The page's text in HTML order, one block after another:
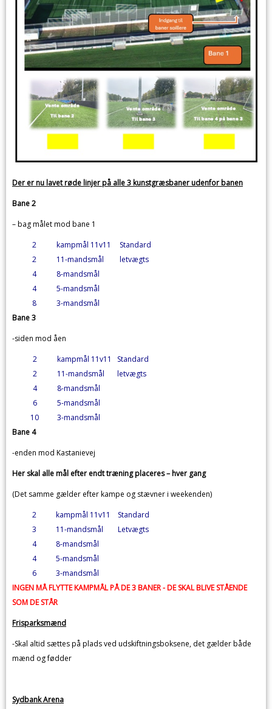
Der er nu lavet røde linjer på alle 3 kunstgræsbaner udenfor banen
Bane 2
– bag målet mod bane 1
2
kampmål 11v11
Standard
2
11-mandsmål
letvægts
4
8-mandsmål
4
5-mandsmål
8
3-mandsmål
Bane 3
-siden mod åen
2
kampmål 11v11
Standard
2
11-mandsmål
letvægts
4
8-mandsmål
6
5-mandsmål
10
3-mandsmål
Bane 4
-enden mod Kastanievej
Her skal alle mål efter endt træning placeres – hver gang
(Det samme gælder efter kampe og stævner i weekenden)
2
kampmål 11v11
Standard
3
11-mandsmål
Letvægts
4
8-mandsmål
4
5-mandsmål
6
3-mandsmål
INGEN MÅ FLYTTE KAMPMÅL PÅ DE 3 BANER - DE SKAL BLIVE STÅENDE
SOM DE STÅR
Frisparksmænd
-Skal altid sættes på plads ved udskiftningsboksene, det gælder både
mænd og fødder
Sydbank Arena